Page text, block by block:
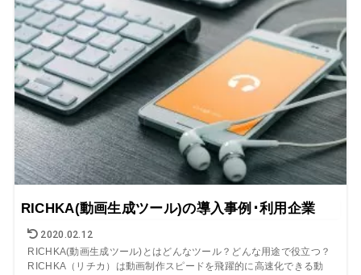
RICHKA(動画生成ツール)の導入事例･利用企業
2020.02.12
RICHKA(動画生成ツール)とはどんなツール？どんな用途で役立つ？
RICHKA（リチカ）は動画制作スピードを飛躍的に高速化できる動